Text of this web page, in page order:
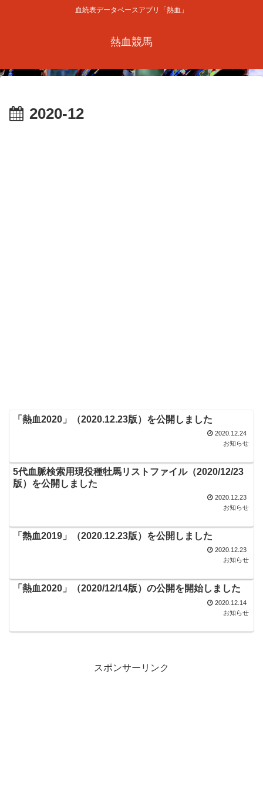
血統表データベースアプリ「熱血」
熱血競馬
2020-12
「熱血2020」（2020.12.23版）を公開しました
2020.12.24
お知らせ
5代血脈検索用現役種牡馬リストファイル（2020/12/23
版）を公開しました
2020.12.23
お知らせ
「熱血2019」（2020.12.23版）を公開しました
2020.12.23
お知らせ
「熱血2020」（2020/12/14版）の公開を開始しました
2020.12.14
お知らせ
スポンサーリンク